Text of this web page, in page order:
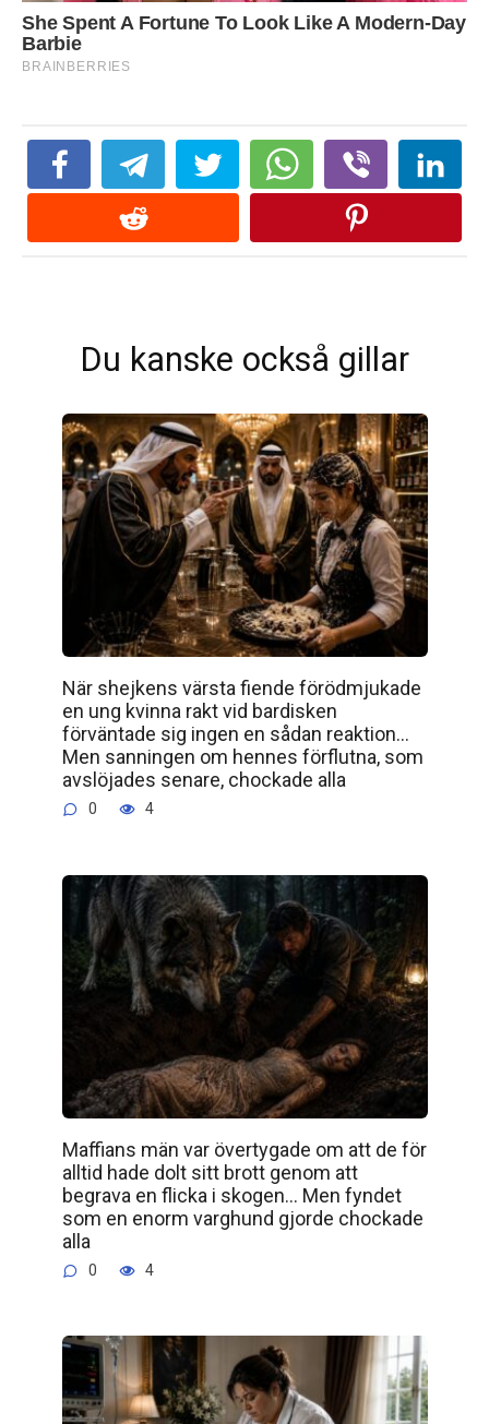
Du kanske också gillar
När shejkens värsta fiende förödmjukade
en ung kvinna rakt vid bardisken
förväntade sig ingen en sådan reaktion…
Men sanningen om hennes förflutna, som
avslöjades senare, chockade alla
0 4
Maffians män var övertygade om att de för
alltid hade dolt sitt brott genom att
begrava en flicka i skogen… Men fyndet
som en enorm varghund gjorde chockade
alla
0 4